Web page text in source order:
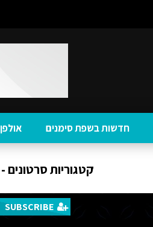
חדשות בשפת סימנים
קטגוריות
SUBSCRIBE